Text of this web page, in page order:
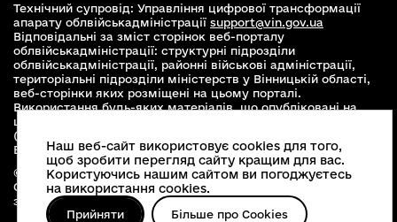
Технічний супровід: Управління цифрової трансформації
апарату облвійськадміністрації support@vin.gov.ua
Відповідальні за зміст сторінок веб-порталу
облвійськадміністрації: структурні підрозділи
облвійськадміністрації, районні військові адміністрації,
територіальні підрозділи міністерств у Вінницькій області,
веб-сторінки яких розміщені на цьому порталі.
Використання будь-яких матеріалів, що опубліковані на
цьому сайті, дозволяється при умові зазначення посилання
(для інтернет-видань - гіперпосилання) на офіційний сайт
Вінницької облвійськадміністраціїwww.vin.gov.ua.
© 2026 Весь контент доступний за ліцензією Creative
Commons Attribution 4.0 International license, якщо не
зазначено інше
Наш веб-сайт використовує cookies для того,
щоб зробити перегляд сайту кращим для вас.
Користуючись нашим сайтом ви погоджуєтесь
на використання cookies.
Прийняти Більше про Cookies